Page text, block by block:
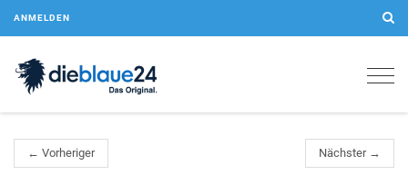
ANMELDEN
← Vorheriger Nächster →